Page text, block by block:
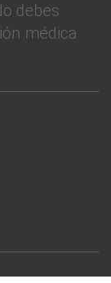
debes
médica